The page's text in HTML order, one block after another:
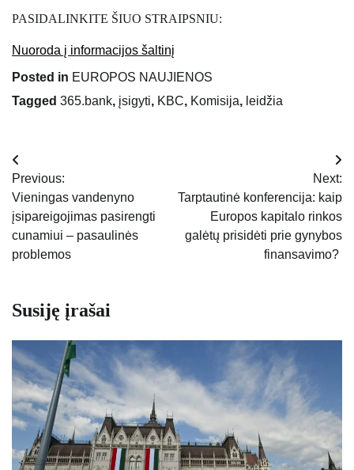
PASIDALINKITE ŠIUO STRAIPSNIU:
Nuoroda į informacijos šaltinį
Posted in EUROPOS NAUJIENOS
Tagged 365.bank, įsigyti, KBC, Komisija, leidžia
Navigacija
tarp
įrašų
Previous:
Vieningas vandenyno
įsipareigojimas pasirengti
cunamiui – pasaulinės
problemos
Next:
Tarptautinė konferencija: kaip
Europos kapitalo rinkos
galėtų prisidėti prie gynybos
finansavimo?
Susiję įrašai